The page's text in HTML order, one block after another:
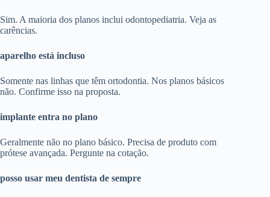
Sim. A maioria dos planos inclui odontopediatria. Veja as
carências.
aparelho está incluso
Somente nas linhas que têm ortodontia. Nos planos básicos
não. Confirme isso na proposta.
implante entra no plano
Geralmente não no plano básico. Precisa de produto com
prótese avançada. Pergunte na cotação.
posso usar meu dentista de sempre